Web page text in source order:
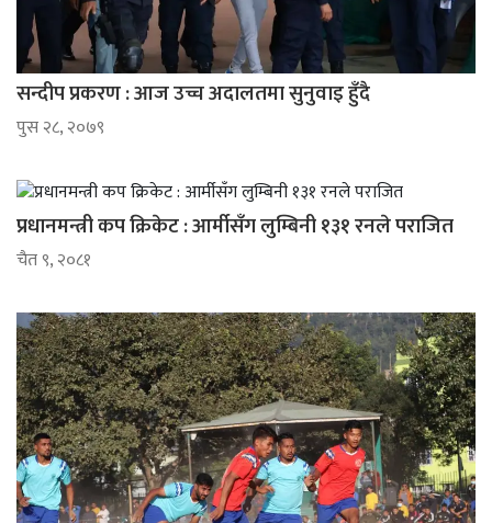
सन्दीप प्रकरण : आज उच्च अदालतमा सुनुवाइ हुँदै
पुस २८, २०७९
प्रधानमन्त्री कप क्रिकेट : आर्मीसँग लुम्बिनी १३१ रनले पराजित
चैत ९, २०८१